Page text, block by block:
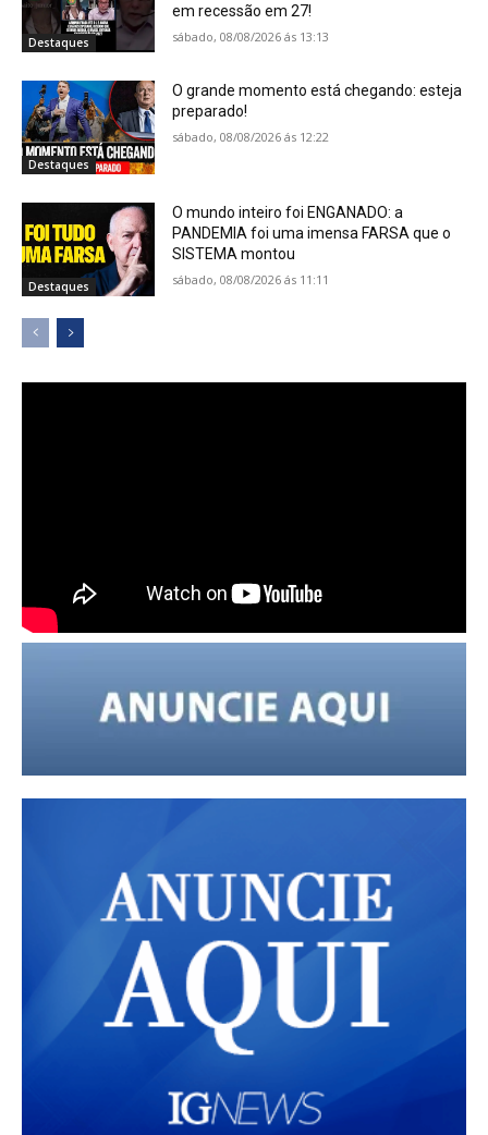
Destaques
em recessão em 27!
sábado, 08/08/2026 ás 13:13
Destaques
O grande momento está chegando: esteja
preparado!
sábado, 08/08/2026 ás 12:22
Destaques
O mundo inteiro foi ENGANADO: a
PANDEMIA foi uma imensa FARSA que o
SISTEMA montou
sábado, 08/08/2026 ás 11:11